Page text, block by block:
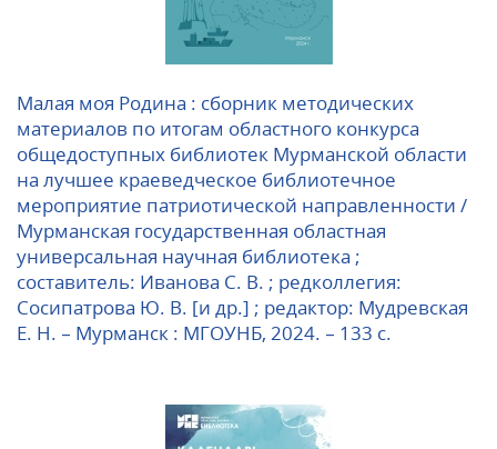
Малая моя Родина : сборник методических
материалов по итогам областного конкурса
общедоступных библиотек Мурманской области
на лучшее краеведческое библиотечное
мероприятие патриотической направленности /
Мурманская государственная областная
универсальная научная библиотека ;
составитель: Иванова С. В. ; редколлегия:
Сосипатрова Ю. В. [и др.] ; редактор: Мудревская
Е. Н. – Мурманск : МГОУНБ, 2024. – 133 с.